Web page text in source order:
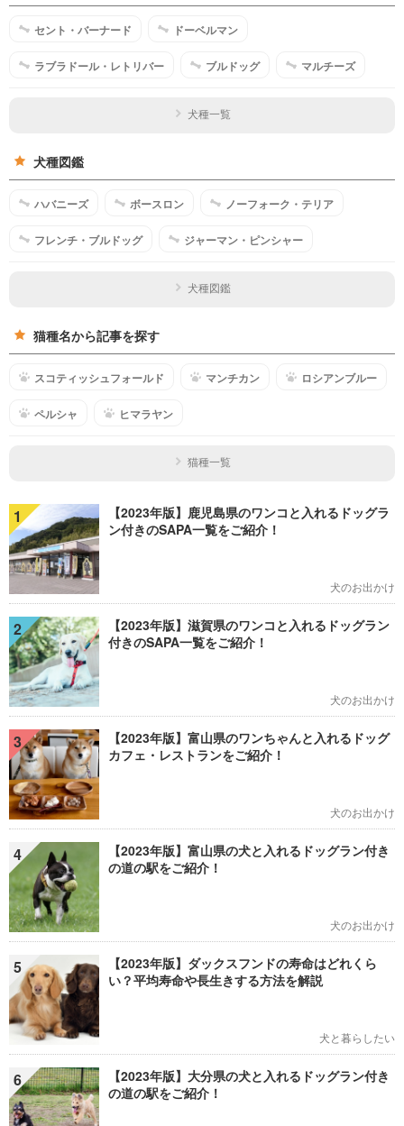
セント・バーナード ドーベルマン
ラブラドール・レトリバー ブルドッグ マルチーズ
犬種一覧
犬種図鑑
ハバニーズ ボースロン ノーフォーク・テリア
フレンチ・ブルドッグ ジャーマン・ピンシャー
犬種図鑑
猫種名から記事を探す
スコティッシュフォールド マンチカン ロシアンブルー
ペルシャ ヒマラヤン
猫種一覧
1
【2023年版】鹿児島県のワンコと入れるドッグラ
ン付きのSAPA一覧をご紹介！
犬のお出かけ
2
【2023年版】滋賀県のワンコと入れるドッグラン
付きのSAPA一覧をご紹介！
犬のお出かけ
3
【2023年版】富山県のワンちゃんと入れるドッグ
カフェ・レストランをご紹介！
犬のお出かけ
4
【2023年版】富山県の犬と入れるドッグラン付き
の道の駅をご紹介！
犬のお出かけ
5
【2023年版】ダックスフンドの寿命はどれくら
い？平均寿命や長生きする方法を解説
犬と暮らしたい
6
【2023年版】大分県の犬と入れるドッグラン付き
の道の駅をご紹介！